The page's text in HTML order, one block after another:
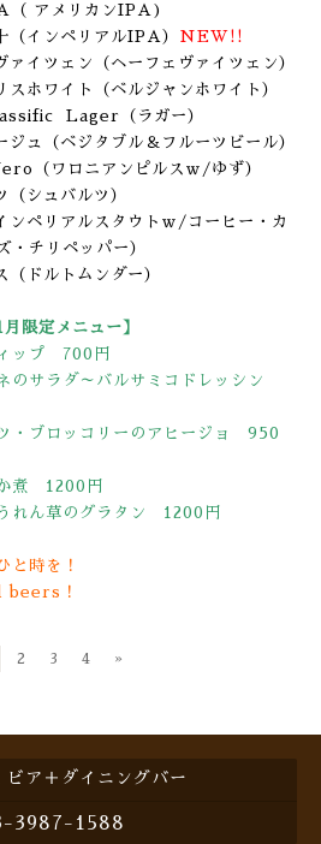
アメリカンIPA )
インペリアルIPA） NEW!!
イツェン（ヘーフェヴァイツェン）
ホワイト（ベルジャンホワイト）
Lager （ラガー）
ジュ
（ベジタブル＆フルーツビール）
（ワロニアンピルスｗ/ゆず）
シュバルツ）
ペリアルスタウトｗ/コーヒー・カ
・チリペッパー）
（ドルトムンダー）
限定メニュー】
ィップ 700円
のサラダ～バルサミコドレッシン
・ブロッコリーのアヒージョ 950
か煮 1200円
れん草のグラタン 1200円
と時を！
！
2 3 4 »
ビア＋ダイニングバー
3987-1588